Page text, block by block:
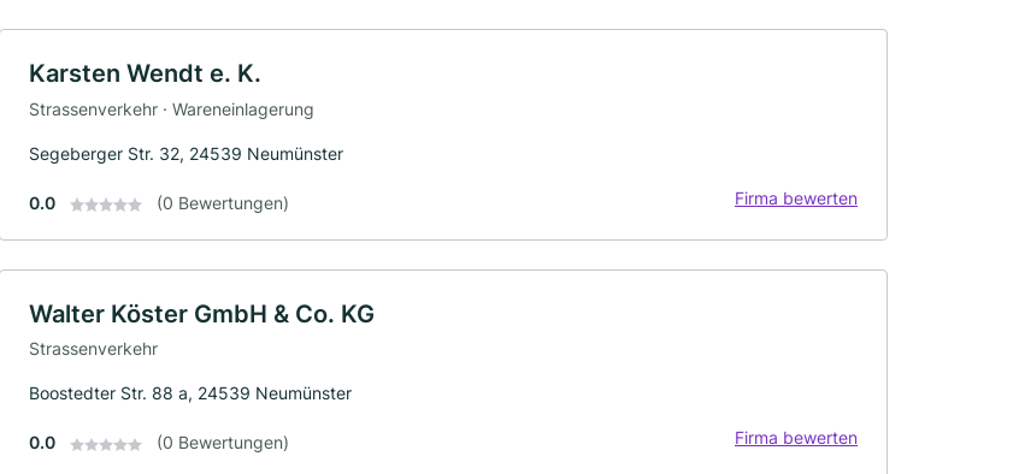
Karsten Wendt e. K.
Strassenverkehr · Wareneinlagerung
Segeberger Str. 32, 24539 Neumünster
0.0 (0 Bewertungen) Firma bewerten
Walter Köster GmbH & Co. KG
Strassenverkehr
Boostedter Str. 88 a, 24539 Neumünster
0.0 (0 Bewertungen) Firma bewerten